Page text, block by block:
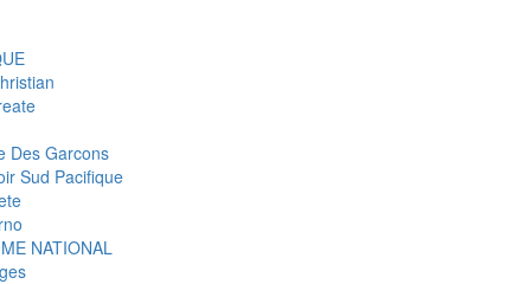
Des Garcons
Sud Pacifique
NATIONAL